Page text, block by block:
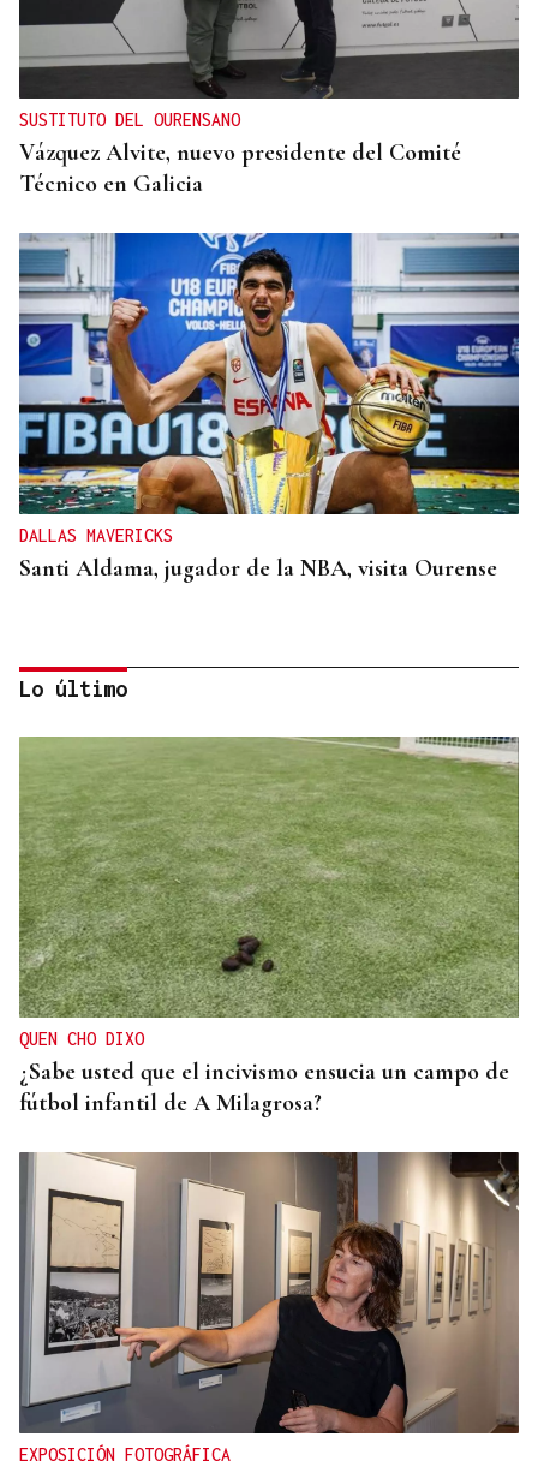
SUSTITUTO DEL OURENSANO
Vázquez Alvite, nuevo presidente del Comité
Técnico en Galicia
DALLAS MAVERICKS
Santi Aldama, jugador de la NBA, visita Ourense
2019, SU PRIMERA GRANDE
Pogacar vuelve a La Vuelta siete años después y
busca conquistar el maillot rojo
Lo último
QUEN CHO DIXO
¿Sabe usted que el incivismo ensucia un campo de
fútbol infantil de A Milagrosa?
EXPOSICIÓN FOTOGRÁFICA